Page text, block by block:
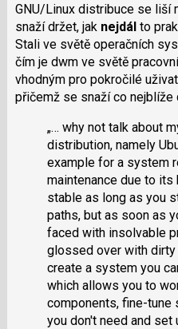
GNU/Linux distribuce se liší
snaží držet, jak nejdálto
Stali ve světě operačních
čím je dwm ve světě
vhodným pro pokročilé
přičemž se snaží co
„… why not talk about
distribution, namely
example for a system
maintenance due to
stable as long as you
paths, but as soon as
faced with insolvable
glossed over with dirty
create a system you
which allows you to
components, fine-
you don't need and